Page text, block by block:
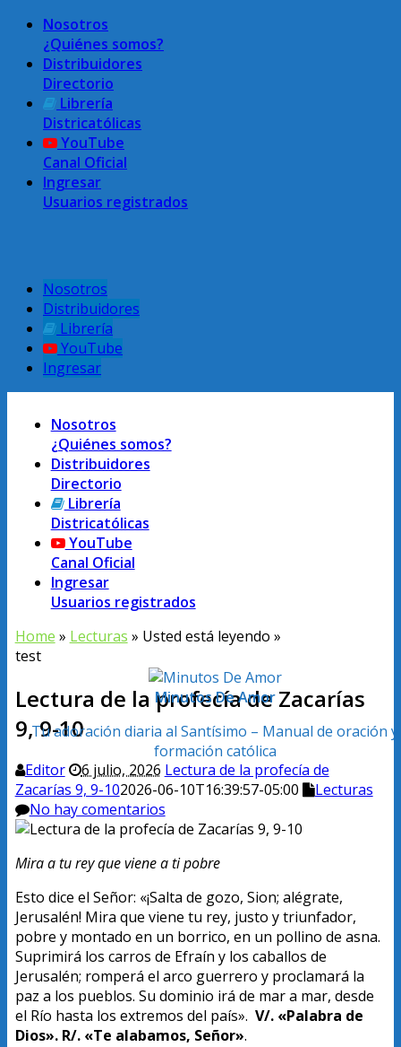
Nosotros
¿Quiénes somos?
Distribuidores
Directorio
Librería
Districatólicas
YouTube
Canal Oficial
Ingresar
Usuarios registrados
Nosotros
Distribuidores
Librería
YouTube
Ingresar
Minutos De Amor
Tu adoración diaria al Santísimo – Manual de oración y
formación católica
Nosotros
¿Quiénes somos?
Distribuidores
Directorio
Librería
Districatólicas
YouTube
Canal Oficial
Ingresar
Usuarios registrados
Home » Lecturas » Usted está leyendo »
test
Lectura de la profecía de Zacarías
9, 9-10
Editor 6 julio, 2026 Lectura de la profecía de
Zacarías 9, 9-102026-06-10T16:39:57-05:00
Lecturas
No hay comentarios
Mira a tu rey que viene a ti pobre
Esto dice el Señor: «¡Salta de gozo, Sion; alégrate,
Jerusalén! Mira que viene tu rey, justo y triunfador,
pobre y montado en un borrico, en un pollino de asna.
Suprimirá los carros de Efraín y los caballos de
Jerusalén; romperá el arco guerrero y proclamará la
paz a los pueblos. Su dominio irá de mar a mar, desde
el Río hasta los extremos del país». V/. «Palabra de
Dios». R/. «Te alabamos, Señor».